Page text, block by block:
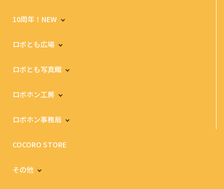
10周年！NEW
ロボとも広場
ロボとも写真館
ロボホン工房
ロボホン事務局
COCORO STORE
その他